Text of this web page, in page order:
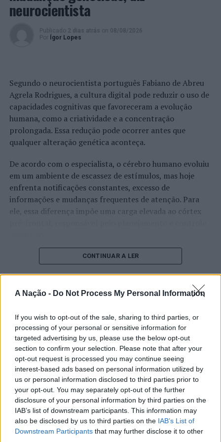
A Nação - Do Not Process My Personal Information
If you wish to opt-out of the sale, sharing to third parties, or
processing of your personal or sensitive information for
targeted advertising by us, please use the below opt-out
section to confirm your selection. Please note that after your
opt-out request is processed you may continue seeing
interest-based ads based on personal information utilized by
us or personal information disclosed to third parties prior to
your opt-out. You may separately opt-out of the further
disclosure of your personal information by third parties on the
IAB’s list of downstream participants. This information may
also be disclosed by us to third parties on the IAB’s List of
Downstream Participants that may further disclose it to other
Foto: CMA.
TÓPICOS RELACIONADOS:
Anadia reforça ligação com a União Europeia de
Ciclismo
NÃO PERCA
Multipessoal abre as portas ao verão em sessão de
entrevistas presencial em Alverca
neurocientista
Publicado 2 dias atrás on 08/08/2026
Por
Ígor Lopes
Segundo o neurocientista português Fabiano de Abreu
Agrela Rodrigues, a cultura digital pode reduzir o uso de
capacidades cognitivas que favoreceram a evolução
humana, como a criatividade e a concentração
prolongada. Essa redução pode ocorrer antes que
qualquer alteração genética aconteça.
De acordo com o especialista, o cérebro humano evoluiu
em um ambiente de escassez de estímulos, mas hoje
enfrenta notificações constantes, excesso de
informações e mudanças frequentes de atenção. Para
ele, essa diferença impõe uma carga elevada ao córtex
O pesquisador afirma que plataformas digitais também
manter a atenção e a procrastinação. Na sua visão,
aumentam a sensação de sobrecarga, enquanto o stress
prolongado pode elevar os níveis de cortisol e
prejudicar o desempenho cognitivo.
Fabiano de Abreu Agrela Rodrigues ressalta que não há
evidências de que o ambiente digital provoque mudanças
genéticas na espécie humana. A adaptação observada,
afirma, ocorre por meio da neuroplasticidade, processo
pelo qual os circuitos neurais se reorganizam em
resposta às experiências.
CONTINUAR A LER
ATUALIDADE
“Millennium Estoril Open 2026”
regressou ao circuito ATP com
vitória do francês Luca Van Assche
Publicado 3 dias atrás on 07/08/2026
Ígor Lopes
O “Millennium Estoril Open 2026” decorreu entre os
dias 18 e 26 de julho, no Clube de Ténis do Estoril, em